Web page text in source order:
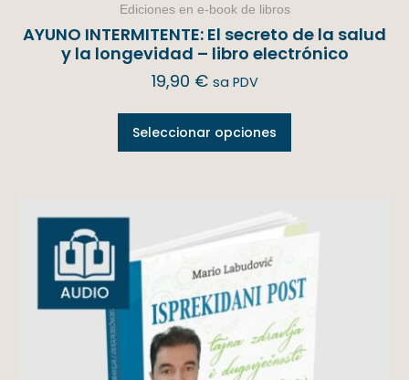
Ediciones en e-book de libros
AYUNO INTERMITENTE: El secreto de la salud
y la longevidad – libro electrónico
19,90 € sa PDV
Seleccionar opciones